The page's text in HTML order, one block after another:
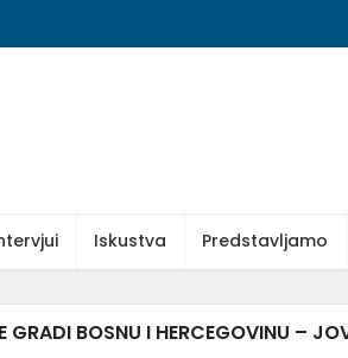
Iskustva Predstavljamo
GRADI BOSNU I HERCEGOVINU –